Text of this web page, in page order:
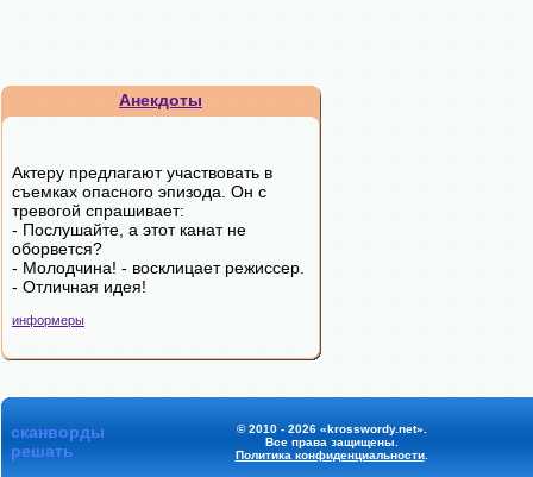
Анекдоты
Актеру предлагают участвовать в
съемках опасного эпизода. Он с
тревогой спрашивает:
- Послушайте, а этот канат не
оборвется?
- Молодчина! - восклицает режиссер.
- Отличная идея!
информеры
сканворды
решать
© 2010 - 2026 «krosswordy.net».
Все права защищены.
Политика конфиденциальности.